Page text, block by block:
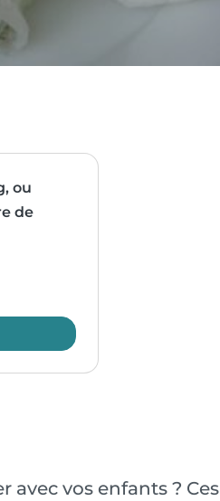
ou
de
avec vos enfants ? Ces